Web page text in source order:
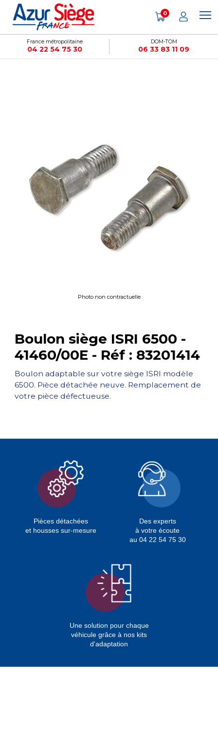
France métropolitaine
04 22 54 75 30
DOM-TOM
06 33 83 11 09
0
Boulon siège ISRI 6500 -
41460/00E - Réf : 83201414
Boulon adaptable sur votre siège ISRI modèle
6500. Pièce détachée neuve. Remplacement de
votre pièce défectueuse.
Photo non contractuelle
Pièces détachées
et housses sur-mesure
Des experts
à votre écoute
au 04 22 54 75 30
Une solution pour chaque
véhicule grâce à nos kits
d'adaptation
Panneau de gestion des cookies